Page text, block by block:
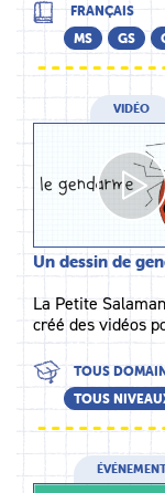
FRANÇAIS
MS
GS
VIDÉO
Un dessin de
La Petite
créé des vidéos
TOUS
TOUS